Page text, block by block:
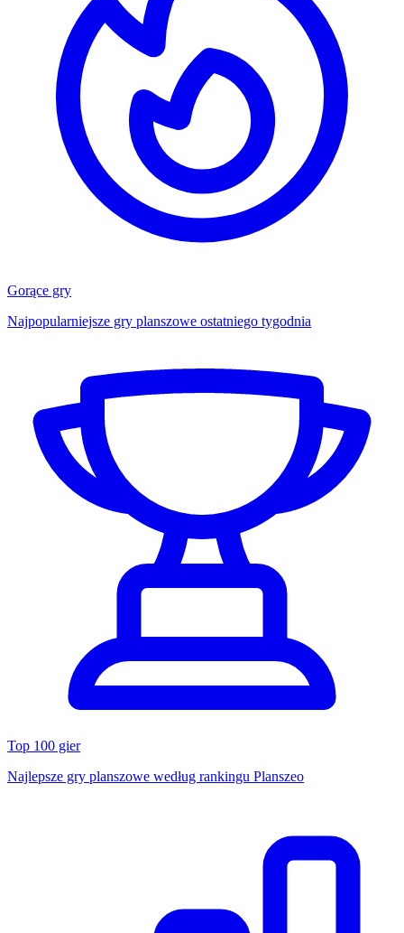
Gorące gry
Najpopularniejsze gry planszowe ostatniego tygodnia
Top 100 gier
Najlepsze gry planszowe według rankingu Planszeo